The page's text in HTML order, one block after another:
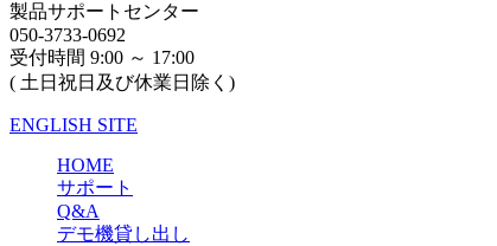
製品サポートセンター
050-3733-0692
受付時間 9:00 ～ 17:00
( 土日祝日及び休業日除く)
ENGLISH SITE
HOME
サポート
Q&A
デモ機貸し出し